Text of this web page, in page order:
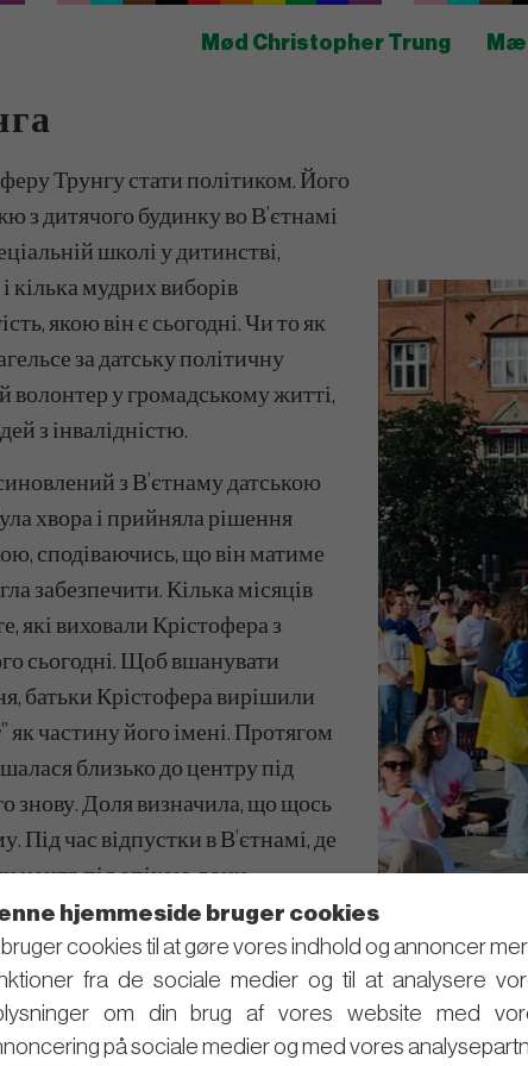
Mød Christopher Trung
Трунгу стати політиком. Його
з дитячого будинку во В’єтнамі
школі у дитинстві,
кілька мудрих виборів
якою він є сьогодні. Чи то як
за датську політичну
волонтер у громадському житті,
з інвалідністю.
з В’єтнаму датською
хвора і прийняла рішення
сподіваючись, що він матиме
забезпечити. Кілька місяців
які виховали Крістофера з
сьогодні. Щоб вшанувати
батьки Крістофера вирішили
як частину його імені. Протягом
близько до центру під
знову. Доля визначила, що щось
Під час відпустки в В’єтнамі, де
центр під опікою, вони
Це був момент глибокого
що її рішення віддати його
Розенкілде в Слагельсе,
hjemmeside bruger cookies
cookies til at gøre vores indhold og annoncer
fra de sociale medier og til at analysere
om din brug af vores website med
på sociale medier og med vores